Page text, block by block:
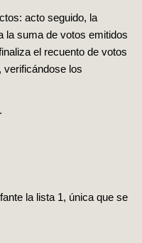
acto seguido, la
la suma de votos emitidos
el recuento de votos
verificándose los
la lista 1, única que se